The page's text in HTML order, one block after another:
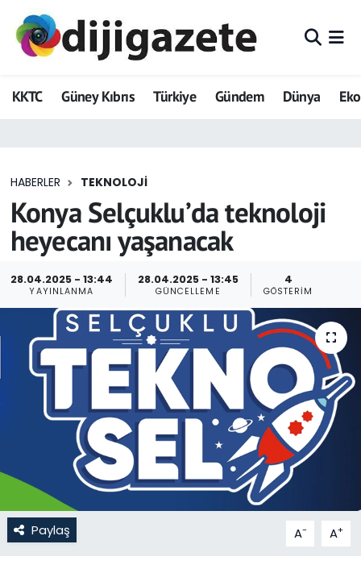
KKTC Güney Kıbrıs Türkiye Gündem Dünya
HABERLER TEKNOLOJI
Konya Selçuklu’da teknoloji
heyecanı yaşanacak
28.04.2025 - 13:44
YAYINLANMA
28.04.2025 - 13:45
GÜNCELLEME
4
GÖSTERIM
Paylaş A- A+
ADVERTORIAL
Dijigazete
Eğitim
Ekonomi
GEZİ
Güncel
KKTC
KKTC YEREL SEÇİM 2018
Kültür Sanat
Hava Durumu
Trafik Durumu
Tüm Manşetler
Son Dakika Haberleri